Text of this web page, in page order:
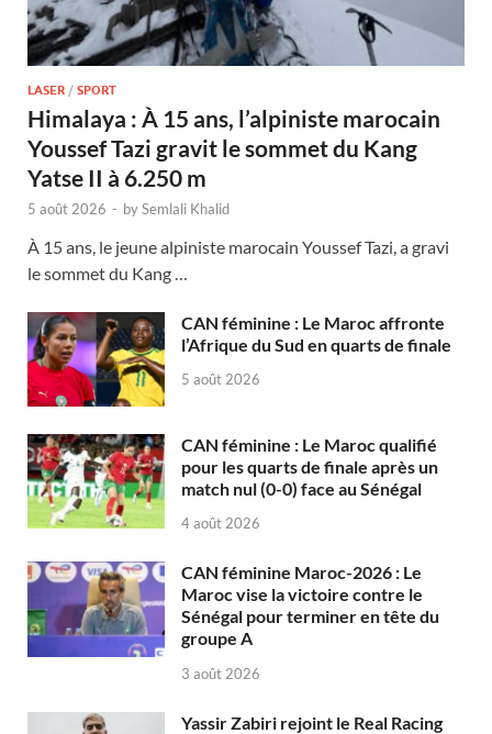
LASER / SPORT
Himalaya : À 15 ans, l’alpiniste marocain
Youssef Tazi gravit le sommet du Kang
Yatse II à 6.250 m
5 août 2026 - bySemlali Khalid
À 15 ans, le jeune alpiniste marocain Youssef Tazi, a gravi
le sommet du Kang …
CAN féminine : Le Maroc affronte
l’Afrique du Sud en quarts de finale
5 août 2026
CAN féminine : Le Maroc qualifié
pour les quarts de finale après un
match nul (0-0) face au Sénégal
4 août 2026
CAN féminine Maroc-2026 : Le
Maroc vise la victoire contre le
Sénégal pour terminer en tête du
groupe A
3 août 2026
Yassir Zabiri rejoint le Real Racing